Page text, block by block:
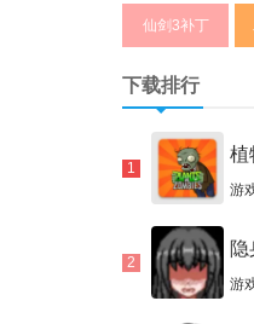
仙剑3补丁
下载排行
游
游